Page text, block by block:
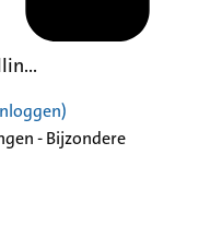
- Bijzondere